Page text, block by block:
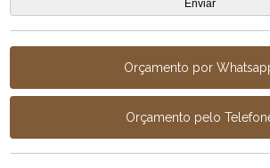
Orçamento por
Orçamento pelo